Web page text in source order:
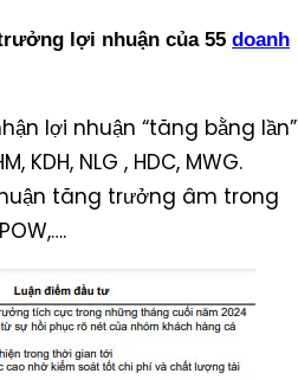
lợi nhuận của 55doanh
lợi nhuận “tăng bằng lần”
KDH, NLG , HDC, MWG.
tăng trưởng âm trong